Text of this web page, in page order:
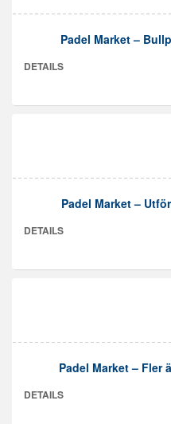
Padel Market –
DETAILS
Padel Market –
DETAILS
Padel Market – Fler
DETAILS